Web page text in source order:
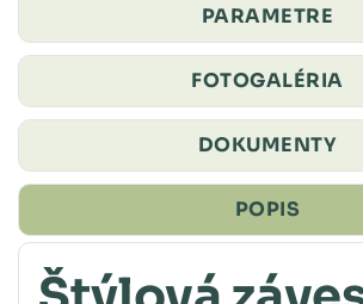
PARAMETRE
FOTOGALÉRIA
DOKUMENTY
POPIS